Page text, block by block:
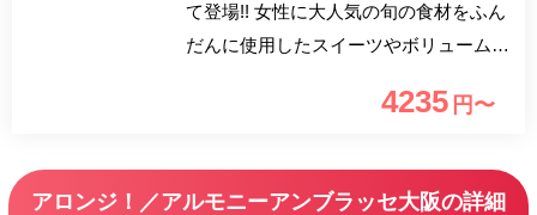
て登場!! 女性に大人気の旬の食材をふん
だんに使用したスイーツやボリューム満
ました! ムレスナティーを飲んで今日か
4235 円〜
アロンジ！／アルモニーアンブラッセ大阪の詳細